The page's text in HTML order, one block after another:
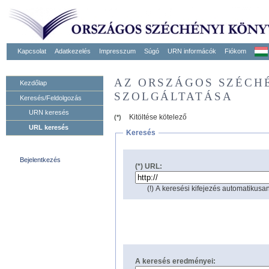
Kapcsolat Adatkezelés Impresszum Súgó URN informácók Fiókom
Kezdőlap
Keresés/Feldolgozás
URN keresés
URL keresés
Bejelentkezés
AZ ORSZÁGOS
SZOLGÁLTATÁSA
(*)
Kitöltése kötelező
Keresés
(*) URL:
(!) A keresési kifejezés
A keresés eredményei: